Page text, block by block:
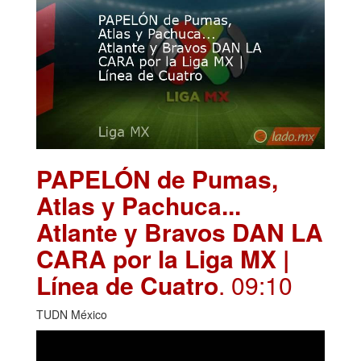
PAPELÓN de Pumas,
Atlas y Pachuca...
Atlante y Bravos DAN LA
CARA por la Liga MX |
Línea de Cuatro. 09:10
TUDN México